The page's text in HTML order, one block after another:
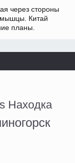
через стороны
мышцы. Китай
планы.
Находка